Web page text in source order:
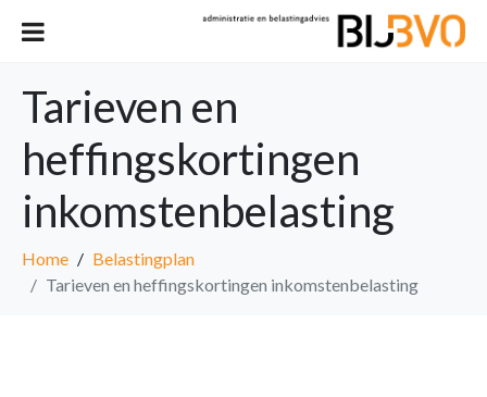
Tarieven en
heffingskortingen
inkomstenbelasting
Home
Belastingplan
Tarieven en heffingskortingen inkomstenbelasting